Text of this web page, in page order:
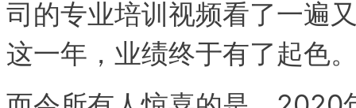
司的专业培训视频看了一遍
这一年，业绩终于有了起色